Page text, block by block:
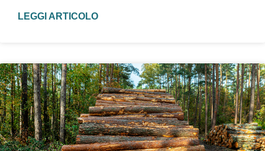
LEGGI ARTICOLO